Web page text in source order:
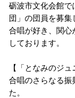
砺波市文化会館
団」の団員を募集
合唱が好き、関心
しております。
【「となみのジ
合唱のさらなる振
た。